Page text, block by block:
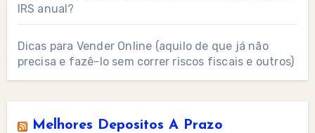
IRS anual?
Dicas para Vender Online (aquilo de que já não
precisa e fazê-lo sem correr riscos fiscais e outros)
Melhores Depositos A Prazo